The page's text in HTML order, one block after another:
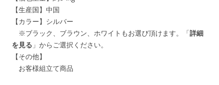
【生産国】中国
【カラー】シルバー
※ブラック、ブラウン、ホワイトもお選び頂けます。「詳細
を見る 」からご選択ください。
【その他】
お客様組立て商品